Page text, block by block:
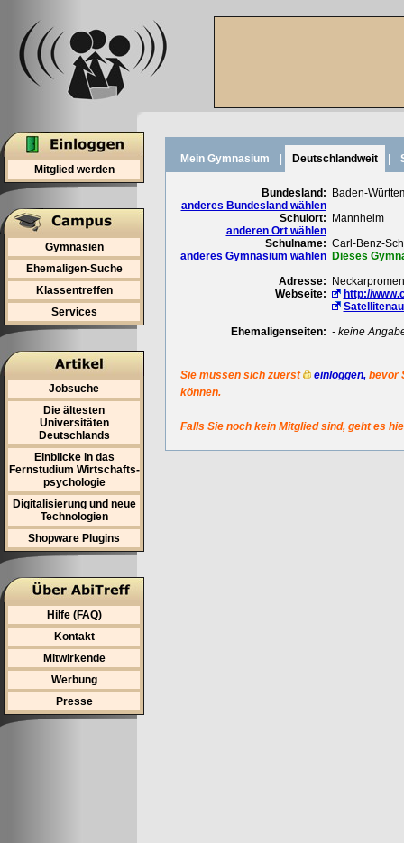
Mitglied werden
Gymnasien
Ehemaligen-Suche
Klassentreffen
Services
Jobsuche
Die ältesten
Universitäten
Deutschlands
Einblicke in das
Fernstudium Wirtschafts-
psychologie
Digitalisierung und neue
Technologien
Shopware Plugins
Hilfe (FAQ)
Kontakt
Mitwirkende
Werbung
Presse
Mein Gymnasium Deutschlandweit
Bundesland:
anderes Bundesland wählen
Baden-
Schulort:
anderen Ort wählen
Mannheim
Schulname:
anderes Gymnasium wählen
Carl-Benz-
Dieses
Adresse:
Webseite:
http://
Ehemaligenseiten: - keine
Sie müssen sich zuerst einloggen,bevor
können.
Falls Sie noch kein Mitglied sind, geht es